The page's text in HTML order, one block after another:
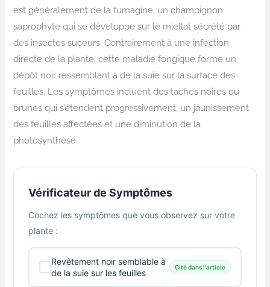
est généralement de la fumagine, un champignon
saprophyte qui se développe sur le miellat sécrété par
des insectes suceurs. Contrairement à une infection
directe de la plante, cette maladie fongique forme un
dépôt noir ressemblant à de la suie sur la surface des
feuilles. Les symptômes incluent des taches noires ou
brunes qui s’étendent progressivement, un jaunissement
des feuilles affectées et une diminution de la
photosynthèse.
Vérificateur de Symptômes
Cochez les symptômes que vous observez sur votre
plante :
Revêtement noir semblable à
de la suie sur les feuilles
Cité dans l'article